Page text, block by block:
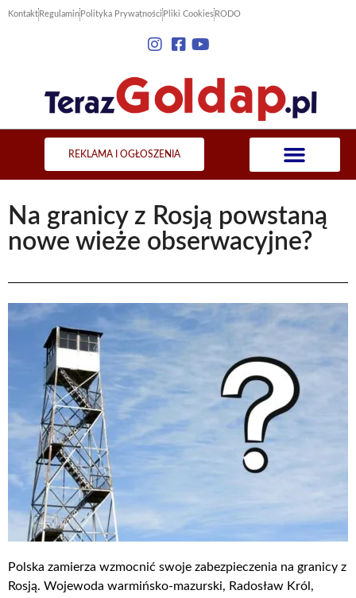
Kontakt Regulamin Polityka Prywatności Pliki Cookies RODO
REKLAMA I OGŁOSZENIA
Na granicy z Rosją powstaną
nowe wieże obserwacyjne?
Polska zamierza wzmocnić swoje zabezpieczenia na granicy z
Rosją. Wojewoda warmińsko-mazurski, Radosław Król,